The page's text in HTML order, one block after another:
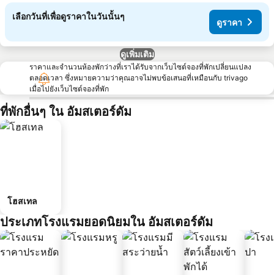
เลือกวันที่เพื่อดูราคาในวันนั้นๆ
ดูราคา
ดูเพิ่มเติม
ราคาและจำนวนห้องพักว่างที่เราได้รับจากเว็บไซต์จองที่พักเปลี่ยนแปลง
ตลอดเวลา ซึ่งหมายความว่าคุณอาจไม่พบข้อเสนอที่เหมือนกับ trivago
เมื่อไปยังเว็บไซต์จองที่พัก
ที่พักอื่นๆ ใน อัมสเตอร์ดัม
โฮสเทล
ประเภทโรงแรมยอดนิยมใน อัมสเตอร์ดัม